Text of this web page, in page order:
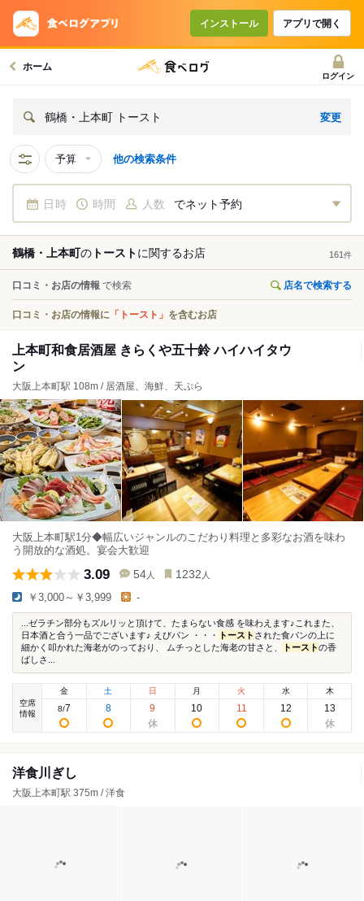
インストール アプリで開く
ホーム
ログイン
鶴橋・上本町 トースト 変更
予算 他の検索条件
日時 時間 人数 でネット予約
鶴橋・上本町の トーストに関するお店 161 件
口コミ・お店の情報 で検索 店名で検索する
口コミ・お店の情報に 「トースト」 を含むお店
上本町和食居酒屋 きらくや五十鈴 ハイハイタウ
ン
大阪上本町駅 108m / 居酒屋、海鮮、天ぷら
大阪上本町駅1分◆幅広いジャンルのこだわり料理と多彩なお酒を味わ
う開放的な酒処。宴会大歓迎
3.09 54 人 1232 人
￥3,000～￥3,999 -
...ゼラチン部分もズルリッと頂けて、たまらない食感 を味わえます♪これまた、
日本酒と合う一品でございます♪ えびパン ・・・
トースト された食パンの上に
細かく叩かれた海老がのっており、 ムチっとした海老の甘さと、
トーストの香
ばしさ...
空席
情報
金
8/7
土
8
日
9
月
10
火
11
水
12
木
13
洋食川ぎし
大阪上本町駅 375m / 洋食